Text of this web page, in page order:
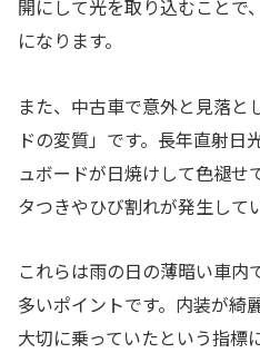
開にして光を取り込むことで
になります。
また、中古車で意外と見落と
ドの変質」です。長年直射日
ュボードが日焼けして色褪せ
タつきやひび割れが発生して
これらは雨の日の薄暗い車内
多いポイントです。内装が綺
大切に乗っていたという指標